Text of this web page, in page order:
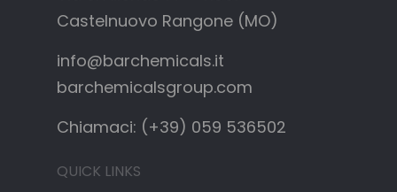
Castelnuovo Rangone (MO)
info@barchemicals.it
barchemicalsgroup.com
Chiamaci: (+39) 059 536502
QUICK LINKS